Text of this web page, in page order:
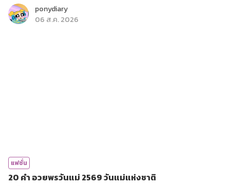
ponydiary
06 ส.ค. 2026
แฟชั่น
20 คำ อวยพรวันแม่ 2569 วันแม่แห่งชาติ